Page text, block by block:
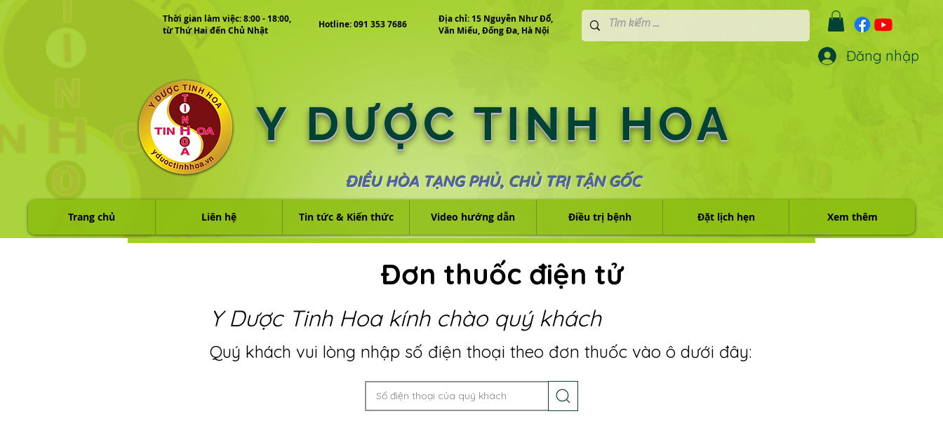
Đăng nhập
Thời gian làm việc: 8:00 - 18:00,
từ Thứ Hai đến Chủ Nhật
Hotline: 091 353 7686
Địa chỉ: 15 Nguyễn Như Đổ,
Văn Miếu, Đống Đa, Hà Nội
Y DƯỢC TINH HOA
ĐIỀU HÒA TẠNG PHỦ, CHỦ TRỊ TẬN GỐC
Trang chủ Liên hệ Tin tức & Kiến thức Video hướng dẫn Điều trị bệnh Đặt lịch hẹn Xem thêm
Đơn thuốc điện tử
Y Dược Tinh Hoa kính chào quý khách
Quý khách vui lòng nhập số điện thoại theo đơn thuốc vào ô dưới đây: